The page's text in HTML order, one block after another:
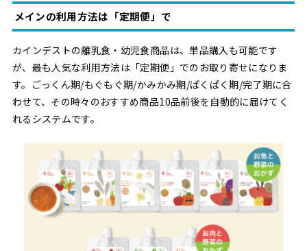
メインの利用方法は「定期便」で
カインデストの離乳食・幼児食商品は、単品購入も可能です
が、最も人気な利用方法は「定期便」でのお取り寄せになりま
す。ごっくん期/もぐもぐ期/かみかみ期/ぱくぱく期/完了期に合
わせて、その時々のおすすめ商品10品前後を自動的に届けてく
れるシステムです。